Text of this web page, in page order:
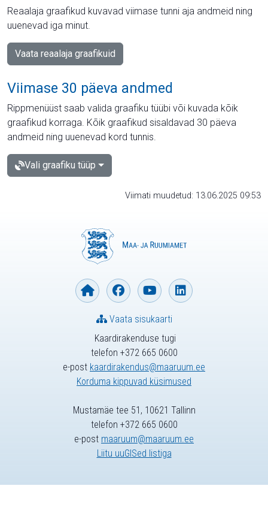
Reaalaja graafikud kuvavad viimase tunni aja andmeid ning
uuenevad iga minut.
Vaata reaalaja graafikuid
Viimase 30 päeva andmed
Rippmenüüst saab valida graafiku tüübi või kuvada kõik
graafikud korraga. Kõik graafikud sisaldavad 30 päeva
andmeid ning uuenevad kord tunnis.
Vali graafiku tüüp
Viimati muudetud: 13.06.2025 09:53
Kaardirakenduse tugi
telefon +372 665 0600
e-post kaardirakendus@maaruum.ee
Korduma kippuvad küsimused
Vaata sisukaarti
Mustamäe tee 51, 10621 Tallinn
telefon +372 665 0600
e-post maaruum@maaruum.ee
Liitu uuGISed listiga